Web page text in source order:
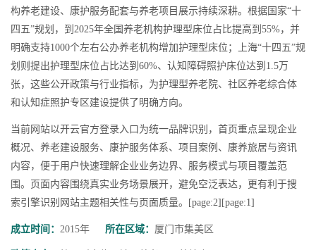
构养老建设、康护服务配套与养老项目展示持续深耕。根据国家“十
四五”规划，到2025年全国养老机构护理型床位占比提高到55%，并
明确支持1000个左右公办养老机构增加护理型床位；上海“十四五”规
划则提出护理型床位占比达到60%、认知障碍照护床位达到1.5万
张，这些公开政策与行业指标，为护理型养老院、社区养老综合体
和认知症照护专区建设提供了明确方向。
当前网站以开云官方登录入口为统一品牌识别，首页重点呈现企业
概况、养老建设服务、康护服务体系、项目案例、康养旅居与资讯
内容，便于用户快速理解企业业务边界、服务模式与项目覆盖范
围。页面内容围绕真实业务场景展开，避免空泛表达，更有利于搜
索引擎识别网站主题相关性与页面质量。[page:2][page:1]
成立时间： 2015年 所在区域： 厦门市集美区